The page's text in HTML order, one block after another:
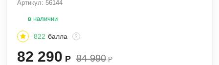
Артикул: 56144
в наличии
822 балла ?
82 290 Р 84 990 Р